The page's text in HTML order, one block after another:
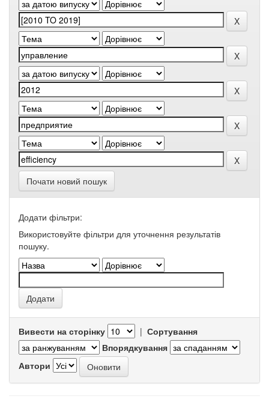
Почати новий пошук
Додати фільтри:
Використовуйте фільтри для уточнення результатів
пошуку.
Вивести на сторінку | Сортування
Впорядкування
Автори